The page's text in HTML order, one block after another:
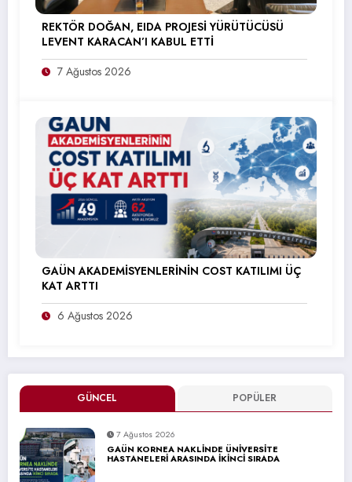
GÜNCEL POPÜLER
7 Ağustos 2026
GAÜN KORNEA NAKLİNDE ÜNİVERSİTE
HASTANELERİ ARASINDA İKİNCİ SIRADA
REKTÖR DOĞAN, EIDA PROJESİ YÜRÜTÜCÜSÜ
LEVENT KARACAN’I KABUL ETTİ
7 Ağustos 2026
GAÜN AKADEMİSYENLERİNİN COST KATILIMI ÜÇ
KAT ARTTI
6 Ağustos 2026